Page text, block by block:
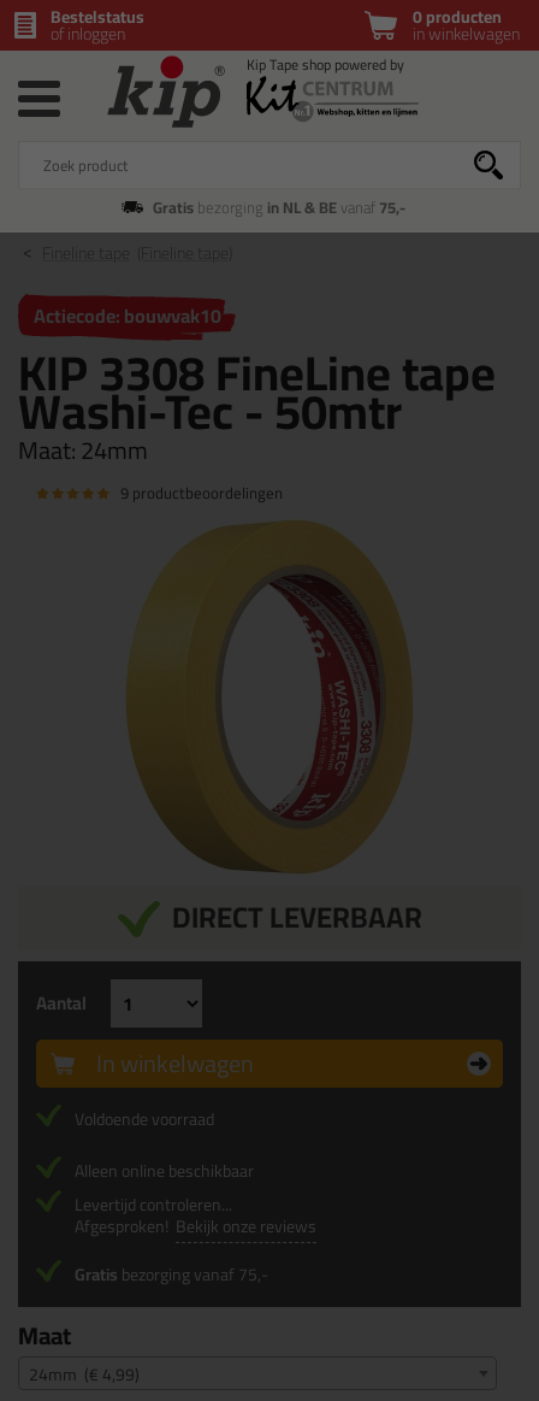
0 producten
in winkelwagen
Bestelstatus
of inloggen
Gratisbezorging in NL & BEvanaf75,-
Actiecode: bouwvak10
KIP 3308 FineLine tape
Washi-Tec - 50mtr
Maat:24mm
9 productbeoordelingen
DIRECT LEVERBAAR
Maat
24mm (€ 4,99)
Aantal
In winkelwagen
Voldoende voorraad
Alleen online beschikbaar
Levertijd controleren...
Afgesproken! Bekijk onze reviews
Gratisbezorging vanaf 75,-